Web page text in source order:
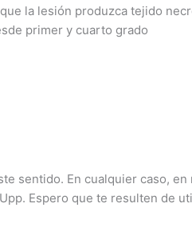
la lesión produzca tejido
primer y cuarto grado
sentido. En cualquier caso,
Espero que te resulten de